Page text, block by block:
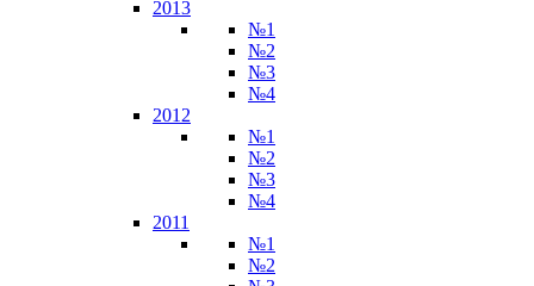
2013
№1
№2
№3
№4
2012
№1
№2
№3
№4
2011
№1
№2